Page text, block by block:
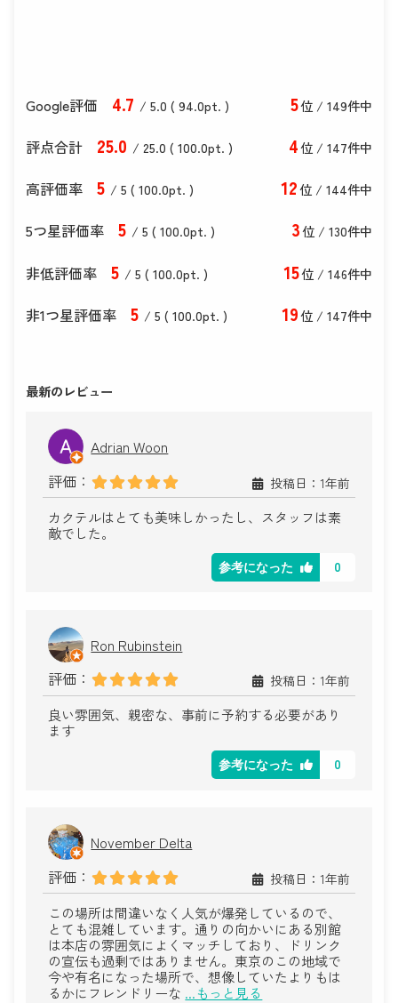
Google評価 4.7 / 5.0 ( 94.0pt. ) 5位 / 149件中
評点合計 25.0 / 25.0 ( 100.0pt. ) 4位 / 147件中
高評価率 5 / 5 ( 100.0pt. ) 12位 / 144件中
5つ星評価率 5 / 5 ( 100.0pt. ) 3位 / 130件中
非低評価率 5 / 5 ( 100.0pt. ) 15位 / 146件中
非1つ星評価率 5 / 5 ( 100.0pt. ) 19位 / 147件中
最新のレビュー
Adrian Woon
評価：
投稿日：1年前
カクテルはとても美味しかったし、スタッフは素
敵でした。
参考になった 0
Ron Rubinstein
評価：
投稿日：1年前
良い雰囲気、親密な、事前に予約する必要があり
ます
参考になった 0
November Delta
評価：
投稿日：1年前
この場所は間違いなく人気が爆発しているので、
とても混雑しています。通りの向かいにある別館
は本店の雰囲気によくマッチしており、ドリンク
の宣伝も過剰ではありません。東京のこの地域で
今や有名になった場所で、想像していたよりもは
るかにフレンドリーな ...もっと見る